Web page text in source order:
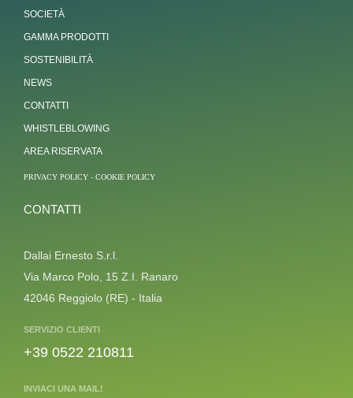
SOCIETÀ
GAMMA PRODOTTI
SOSTENIBILITÀ
NEWS
CONTATTI
WHISTLEBLOWING
AREA RISERVATA
PRIVACY POLICY - COOKIE POLICY
CONTATTI
Dallai Ernesto S.r.l.
Via Marco Polo, 15 Z.I. Ranaro
42046 Reggiolo (RE) - Italia
SERVIZIO CLIENTI
+39 0522 210811
INVIACI UNA MAIL!